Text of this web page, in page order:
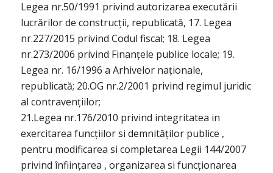
Legea nr.50/1991 privind autorizarea executării
lucrărilor de construcții, republicată, 17. Legea
nr.227/2015 privind Codul fiscal; 18. Legea
nr.273/2006 privind Finanțele publice locale; 19.
Legea nr. 16/1996 a Arhivelor naționale,
republicată; 20.OG nr.2/2001 privind regimul juridic
al contravențiilor;
21.Legea nr.176/2010 privind integritatea in
exercitarea funcțiilor si demnităților publice ,
pentru modificarea si completarea Legii 144/2007
privind înființarea , organizarea si funcționarea